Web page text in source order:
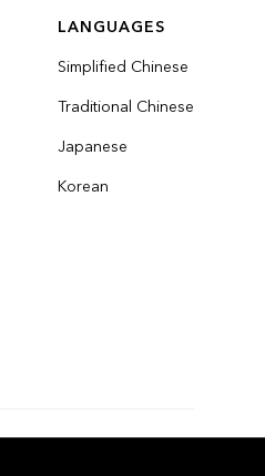
LANGUAGES
Simplified Chinese
Traditional Chinese
Japanese
Korean